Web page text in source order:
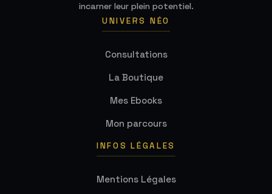
incarner leur plein potentiel.
UNIVERS NÉO
Consultations
La Boutique
Mes Ebooks
Mon parcours
INFOS LÉGALES
Mentions Légales